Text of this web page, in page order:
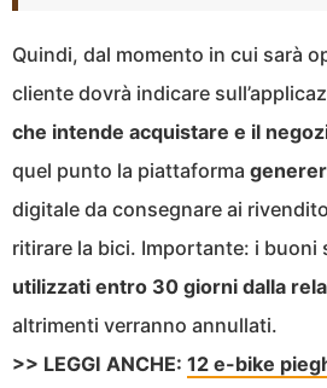
Quindi, dal momento in cui sarà
cliente dovrà indicare
che intende acquistare e il
quel punto la piattaforma
digitale da consegnare ai
ritirare la bici. Importante: i buoni
utilizzati entro 30 giorni dalla
altrimenti verranno annullati.
>> LEGGI ANCHE: 12 e-bike